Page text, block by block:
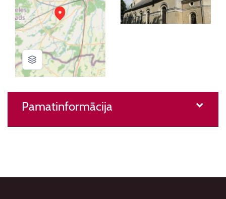
Pamatinformācija